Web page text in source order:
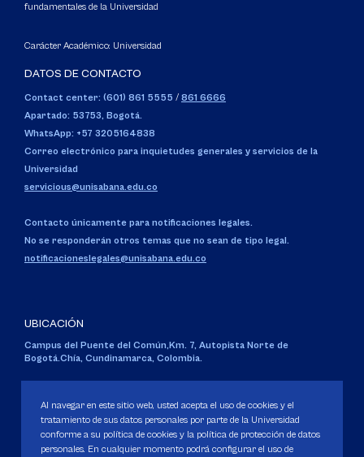
fundamentales de la Universidad
Carácter Académico: Universidad
DATOS DE CONTACTO
Contact center: (601) 861 5555 / 861 6666
Apartado: 53753, Bogotá.
WhatsApp: +57 3205164838
Correo electrónico para inquietudes generales y servicios de la
Universidad
servicious@unisabana.edu.co
Contacto únicamente para notificaciones legales.
No se responderán otros temas que no sean de tipo legal.
notificacioneslegales@unisabana.edu.co
UBICACIÓN
Campus del Puente del Común,Km. 7, Autopista Norte de
Bogotá.Chía, Cundinamarca, Colombia.
Personería Jurídica:Resolución 130 del 14 de enero de 1980.
Ministerio de Educación Nacional.
Al navegar en este sitio web, usted acepta el uso de cookies y el
tratamiento de sus datos personales por parte de la Universidad
conforme a su política de cookies y la política de protección de datos
personales. En cualquier momento podrá configurar el uso de